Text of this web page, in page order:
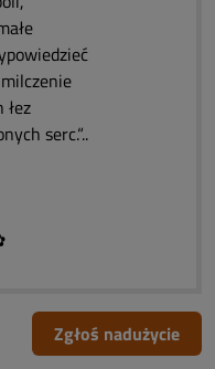
serc.“..
Zgłoś nadużycie